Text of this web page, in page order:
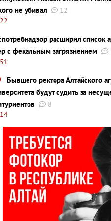
не убивал
12
расширил список
с фекальным загрязнением
Бывшего ректора Алтайского
будут судить за
8